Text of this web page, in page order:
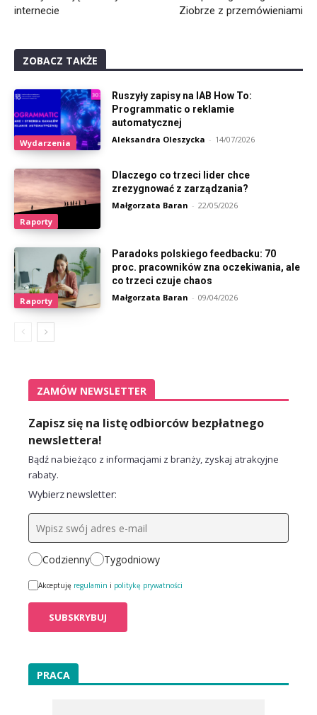
internecie
Ziobrze z przemówieniami
ZOBACZ TAKŻE
Wydarzenia
Ruszyły zapisy na IAB How To:
Programmatic o reklamie
automatycznej
Aleksandra Oleszycka - 14/07/2026
Raporty
Dlaczego co trzeci lider chce
zrezygnować z zarządzania?
Małgorzata Baran - 22/05/2026
Raporty
Paradoks polskiego feedbacku: 70
proc. pracowników zna oczekiwania, ale
co trzeci czuje chaos
Małgorzata Baran - 09/04/2026
ZAMÓW NEWSLETTER
Zapisz się na listę odbiorców bezpłatnego
newslettera!
Bądź na bieżąco z informacjami z branży, zyskaj atrakcyjne
rabaty.
Wybierz newsletter:
Codzienny Tygodniowy
Akceptuję regulamin i politykę prywatności
PRACA